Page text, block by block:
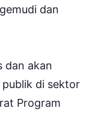
dan
dan akan
di sektor
Program